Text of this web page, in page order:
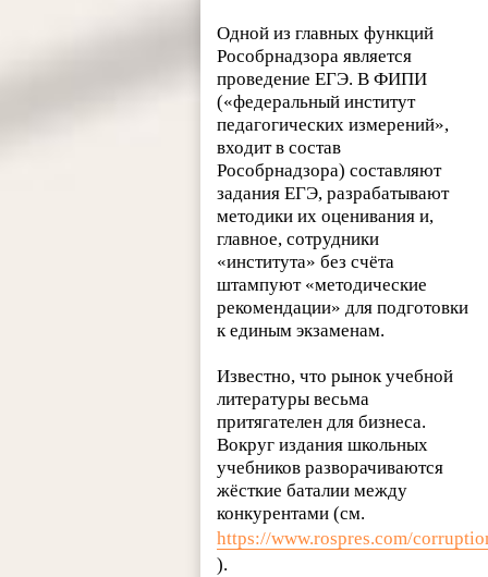
Одной из главных функций
Рособрнадзора является
проведение ЕГЭ. В ФИПИ
(«федеральный институт
педагогических измерений»,
входит в состав
Рособрнадзора) составляют
задания ЕГЭ, разрабатывают
методики их оценивания и,
главное, сотрудники
«института» без счёта
штампуют «методические
рекомендации» для подготовки
к единым экзаменам.
Известно, что рынок учебной
литературы весьма
притягателен для бизнеса.
Вокруг издания школьных
учебников разворачиваются
жёсткие баталии между
конкурентами (см.
https://www.rospres.com/
).